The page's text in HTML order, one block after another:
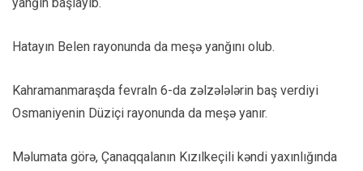
yanğın başlayıb.
Hatayın Belen rayonunda da meşə yanğını olub.
Kahramanmaraşda fevraln 6-da zəlzələlərin baş verdiyi
Osmaniyenin Düziçi rayonunda da meşə yanır.
Məlumata görə, Çanaqqalanın Kızılkeçili kəndi yaxınlığında